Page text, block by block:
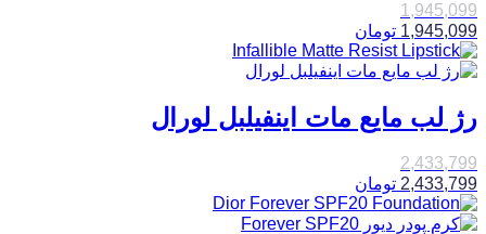
1,945,099
1,945,099 تومان
رژ لب مایع مات اینفیلبل لورال
2,433,799
2,433,799 تومان